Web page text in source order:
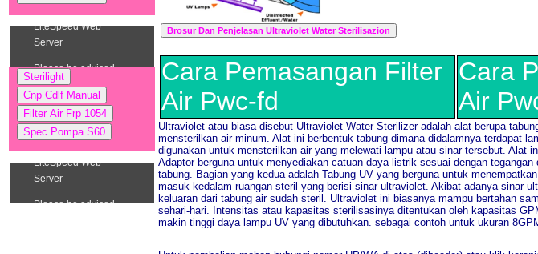
Cara Pemasangan Filter
Air Pwc-fd
Cara
Air
Ultraviolet atau biasa disebut Ultraviolet Water Sterilizer adalah alat berupa
mensterilkan air minum. Alat ini berbentuk tabung dimana didalamnya terdapat
digunakan untuk mensterilkan air yang melewati lampu atau sinar tersebut. Alat
Adaptor berguna untuk menyediakan catuan daya listrik sesuai dengan
tabung. Bagian yang kedua adalah Tabung UV yang berguna untuk
masuk kedalam ruangan steril yang berisi sinar ultraviolet. Akibat adanya sinar
keluaran dari tabung air sudah steril. Ultraviolet ini biasanya mampu bertahan
sehari-hari. Intensitas atau kapasitas sterilisasinya ditentukan oleh kapasitas
makin tinggi daya lampu UV yang dibutuhkan. sebagai contoh untuk ukuran